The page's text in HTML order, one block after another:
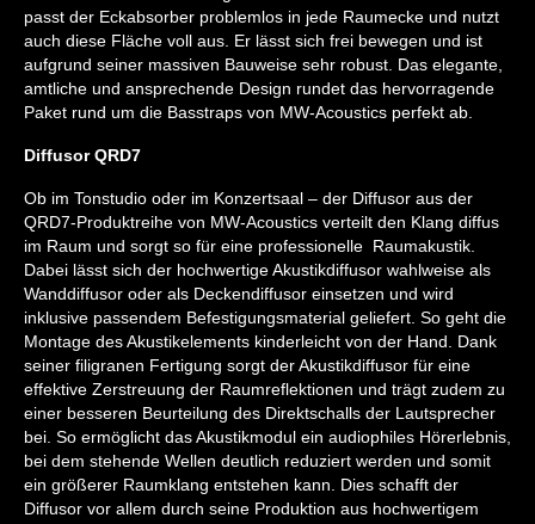
passt der Eckabsorber problemlos in jede Raumecke und nutzt
auch diese Fläche voll aus. Er lässt sich frei bewegen und ist
aufgrund seiner massiven Bauweise sehr robust. Das elegante,
amtliche und ansprechende Design rundet das hervorragende
Paket rund um die Basstraps von MW-Acoustics perfekt ab.
Diffusor QRD7
Ob im Tonstudio oder im Konzertsaal – der Diffusor aus der
QRD7-Produktreihe von MW-Acoustics verteilt den Klang diffus
im Raum und sorgt so für eine professionelle Raumakustik.
Dabei lässt sich der hochwertige Akustikdiffusor wahlweise als
Wanddiffusor oder als Deckendiffusor einsetzen und wird
inklusive passendem Befestigungsmaterial geliefert. So geht die
Montage des Akustikelements kinderleicht von der Hand. Dank
seiner filigranen Fertigung sorgt der Akustikdiffusor für eine
effektive Zerstreuung der Raumreflektionen und trägt zudem zu
einer besseren Beurteilung des Direktschalls der Lautsprecher
bei. So ermöglicht das Akustikmodul ein audiophiles Hörerlebnis,
bei dem stehende Wellen deutlich reduziert werden und somit
ein größerer Raumklang entstehen kann. Dies schafft der
Diffusor vor allem durch seine Produktion aus hochwertigem